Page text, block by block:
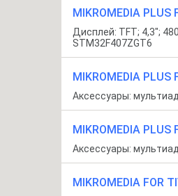
MIKROMEDIA PLUS
Дисплей: TFT; 4,3";
STM32F407ZGT6
MIKROMEDIA PLUS
Аксессуары:
MIKROMEDIA PLUS
Аксессуары:
MIKROMEDIA FOR